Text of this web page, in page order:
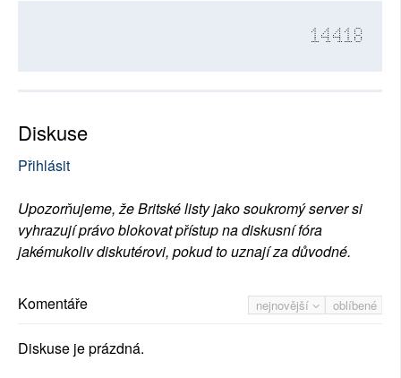
14418
Diskuse
Přihlásit
Upozorňujeme, že Britské listy jako soukromý server si
vyhrazují právo blokovat přístup na diskusní fóra
jakémukoliv diskutérovi, pokud to uznají za důvodné.
nejnovější oblíbené
Komentáře
Diskuse je prázdná.